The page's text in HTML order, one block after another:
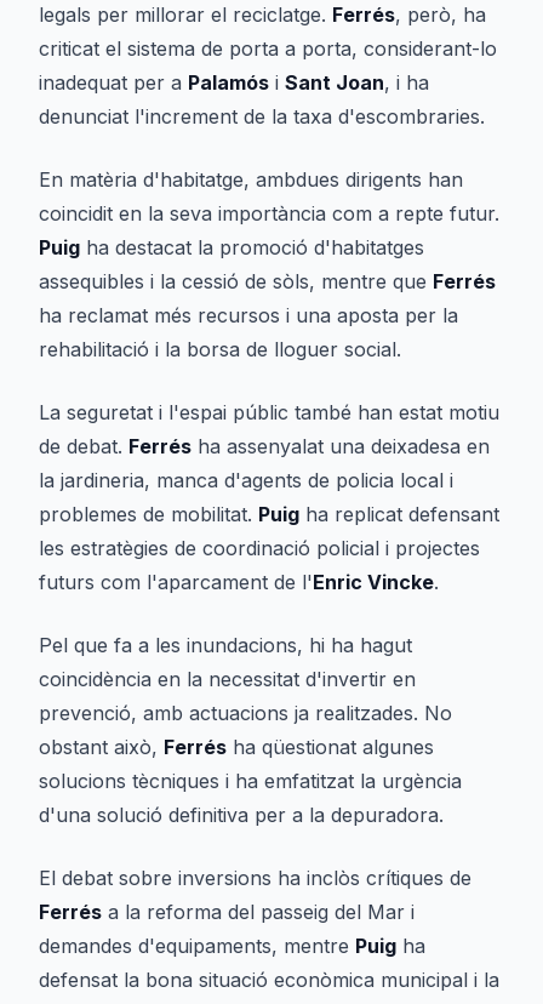
legals per millorar el reciclatge. Ferrés, però, ha
criticat el sistema de porta a porta, considerant-lo
inadequat per a Palamós i Sant Joan, i ha
denunciat l'increment de la taxa d'escombraries.
En matèria d'habitatge, ambdues dirigents han
coincidit en la seva importància com a repte futur.
Puig ha destacat la promoció d'habitatges
assequibles i la cessió de sòls, mentre que Ferrés
ha reclamat més recursos i una aposta per la
rehabilitació i la borsa de lloguer social.
La seguretat i l'espai públic també han estat motiu
de debat. Ferrés ha assenyalat una deixadesa en
la jardineria, manca d'agents de policia local i
problemes de mobilitat. Puig ha replicat defensant
les estratègies de coordinació policial i projectes
futurs com l'aparcament de l'Enric Vincke.
Pel que fa a les inundacions, hi ha hagut
coincidència en la necessitat d'invertir en
prevenció, amb actuacions ja realitzades. No
obstant això, Ferrés ha qüestionat algunes
solucions tècniques i ha emfatitzat la urgència
d'una solució definitiva per a la depuradora.
El debat sobre inversions ha inclòs crítiques de
Ferrés a la reforma del passeig del Mar i
demandes d'equipaments, mentre Puig ha
defensat la bona situació econòmica municipal i la